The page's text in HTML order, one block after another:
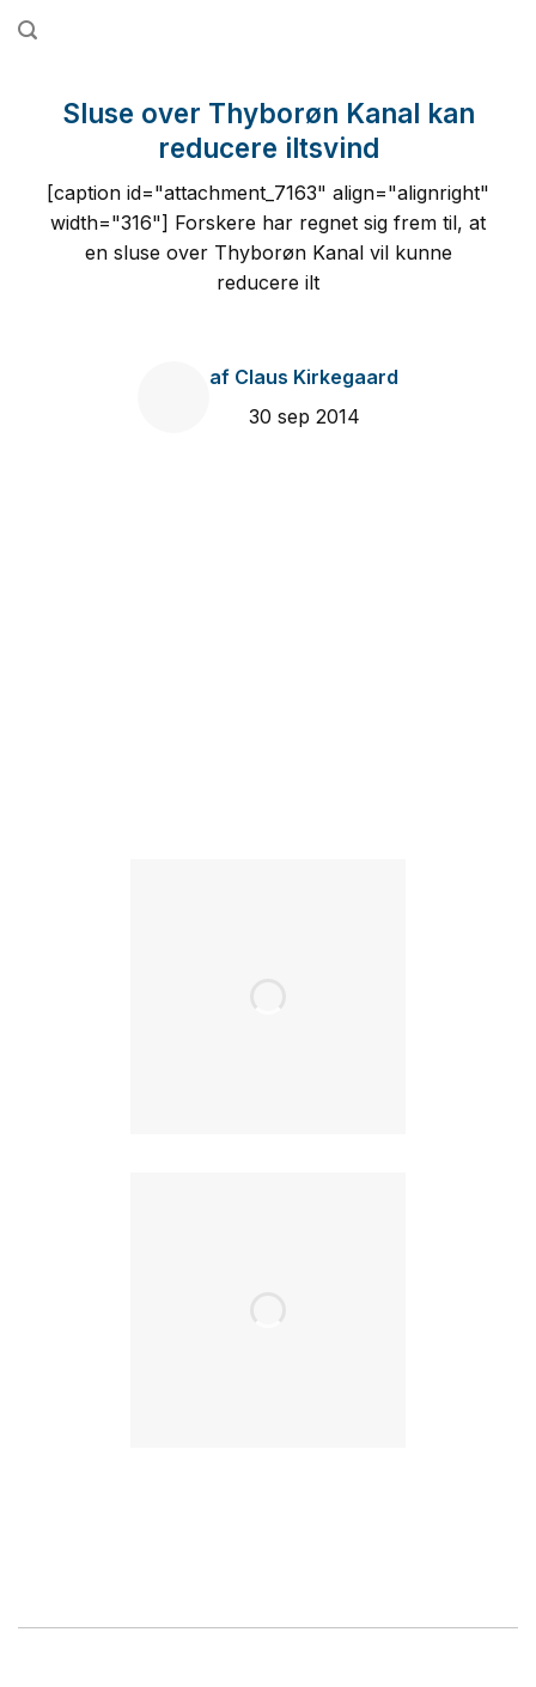
Fortsæt
Sluse over Thyborøn Kanal kan
reducere iltsvind
[caption id="attachment_7163" align="alignright"
width="316"] Forskere har regnet sig frem til, at
en sluse over Thyborøn Kanal vil kunne
reducere ilt
af Claus Kirkegaard
30 sep 2014